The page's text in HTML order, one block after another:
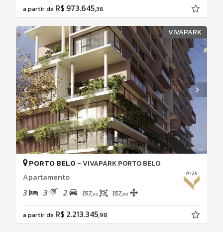
a partir de R$ 973.645,36
VIVAPARK
#125
PORTO BELO -VIVAPARK PORTO BELO
Apartamento
3 3 2 157,02 157,00
a partir de R$ 2.213.345,98